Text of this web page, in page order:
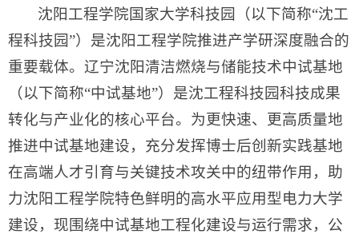
沈阳工程学院国家大学科技园（以下简称“沈工
程科技园”）是沈阳工程学院推进产学研深度融合的
重要载体。辽宁沈阳清洁燃烧与储能技术中试基地
（以下简称“中试基地”）是沈工程科技园科技成果
转化与产业化的核心平台。为更快速、更高质量地
推进中试基地建设，充分发挥博士后创新实践基地
在高端人才引育与关键技术攻关中的纽带作用，助
力沈阳工程学院特色鲜明的高水平应用型电力大学
建设，现围绕中试基地工程化建设与运行需求，公